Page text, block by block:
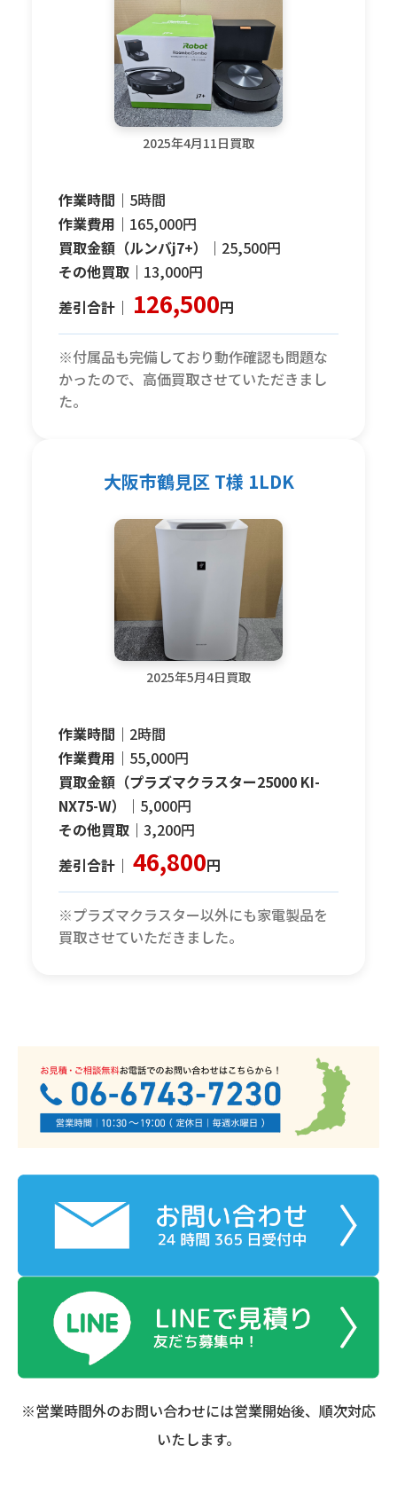
2025年4月11日買取
作業時間｜ 5時間
作業費用｜ 165,000円
買取金額（ルンバj7+）｜ 25,500円
その他買取｜ 13,000円
差引合計｜ 126,500円
※付属品も完備しており動作確認も問題な
かったので、高価買取させていただきまし
た。
大阪市鶴見区 T様 1LDK
2025年5月4日買取
作業時間｜ 2時間
作業費用｜ 55,000円
買取金額（プラズマクラスター25000 KI-
NX75-W）｜ 5,000円
その他買取｜ 3,200円
差引合計｜ 46,800円
※プラズマクラスター以外にも家電製品を
買取させていただきました。
※営業時間外のお問い合わせには営業開始後、順次対応
いたします。